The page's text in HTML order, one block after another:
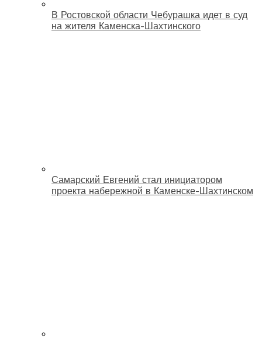
В Ростовской области Чебурашка идет в суд
на жителя Каменска-Шахтинского
Самарский Евгений стал инициатором
проекта набережной в Каменске-Шахтинском